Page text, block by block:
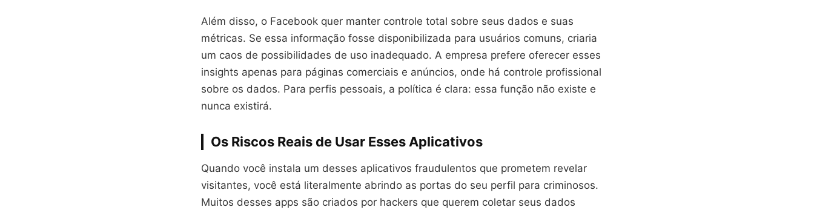
Além disso, o Facebook quer manter controle total sobre seus dados e suas
métricas. Se essa informação fosse disponibilizada para usuários comuns, criaria
um caos de possibilidades de uso inadequado. A empresa prefere oferecer esses
insights apenas para páginas comerciais e anúncios, onde há controle profissional
sobre os dados. Para perfis pessoais, a política é clara: essa função não existe e
nunca existirá.
Os Riscos Reais de Usar Esses Aplicativos
Quando você instala um desses aplicativos fraudulentos que prometem revelar
visitantes, você está literalmente abrindo as portas do seu perfil para criminosos.
Muitos desses apps são criados por hackers que querem coletar seus dados